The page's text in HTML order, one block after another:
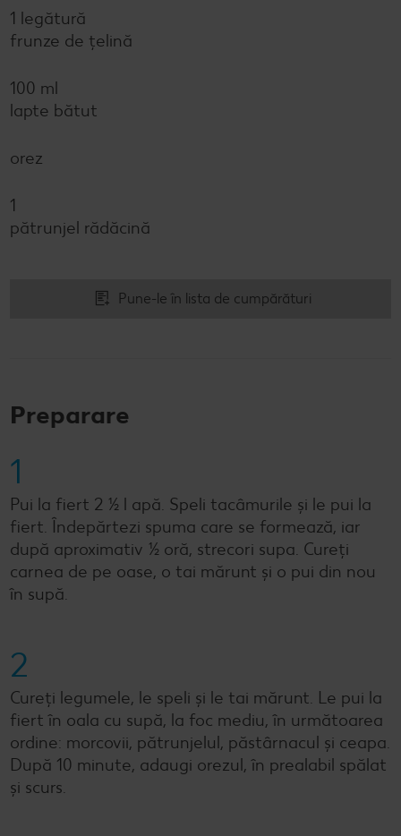
1 legătură
frunze de țelină
100 ml
lapte bătut
orez
1
pătrunjel rădăcină
Pune-le în lista de cumpărături
Preparare
1
Pui la fiert 2 ½ l apă. Speli tacâmurile și le pui la
fiert. Îndepărtezi spuma care se formează, iar
după aproximativ ½ oră, strecori supa. Cureți
carnea de pe oase, o tai mărunt și o pui din nou
în supă.
2
Cureți legumele, le speli și le tai mărunt. Le pui la
fiert în oala cu supă, la foc mediu, în următoarea
ordine: morcovii, pătrunjelul, păstârnacul și ceapa.
După 10 minute, adaugi orezul, în prealabil spălat
și scurs.